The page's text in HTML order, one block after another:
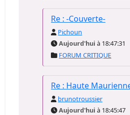
Re : -Couverte-
Pichoun
Aujourd'hui à 18:47:31
FORUM CRITIQUE
Re : Haute
brunotroussier
Aujourd'hui à 18:45:47